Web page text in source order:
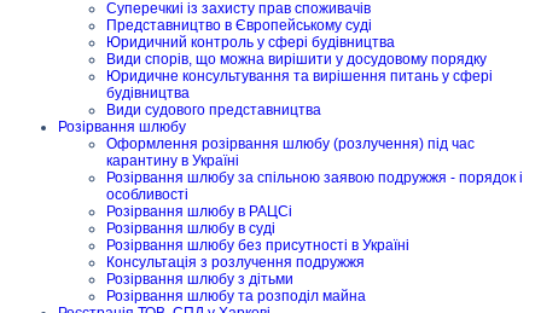
Суперечкиі із захисту прав споживачів
Представництво в Європейському суді
Юридичний контроль у сфері будівництва
Види спорів, що можна вирішити у досудовому порядку
Юридичне консультування та вирішення питань у сфері
будівництва
Види судового представництва
Розірвання шлюбу
Оформлення розірвання шлюбу (розлучення) під час
карантину в Україні
Розірвання шлюбу за спільною заявою подружжя - порядок і
особливості
Розірвання шлюбу в РАЦСі
Розірвання шлюбу в суді
Розірвання шлюбу без присутності в Україні
Консультація з розлучення подружжя
Розірвання шлюбу з дітьми
Розірвання шлюбу та розподіл майна